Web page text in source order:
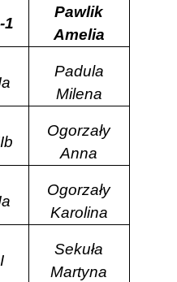
1
Pawlik
Amelia
Padula
Milena
Ogorzały
Anna
Ogorzały
Karolina
I
Sekuła
Martyna